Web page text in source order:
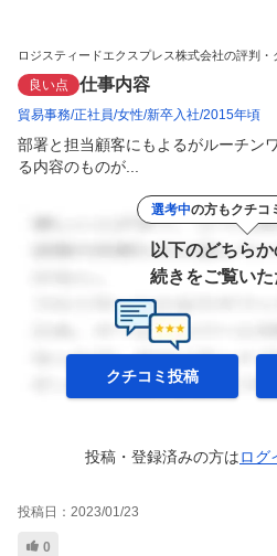
ロジスティードエクスプレス株式会社の評判・
良い点 仕事内容
貿易事務 正社員 女性 新卒入社 2015年頃
部署と担当顧客にもよるがルーチン
る内容のものが...
選考中の方もクチコ
以下のどちら
続きをご覧い
クチコミ投稿
投稿・登録済みの方はログ
投稿日： 2023/01/23
0